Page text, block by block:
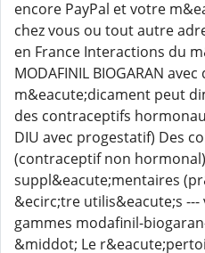
encore PayPal et votre
chez vous ou tout autre
en France Interactions du
MODAFINIL BIOGARAN
m&eacute;dicament peut
des contraceptifs
DIU avec progestatif) Des
(contraceptif non
suppl&eacute;mentaires
&ecirc;tre utilis&eacute;s
gammes modafinil-
&middot; Le